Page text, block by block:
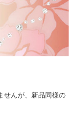
せんが、新品同様の